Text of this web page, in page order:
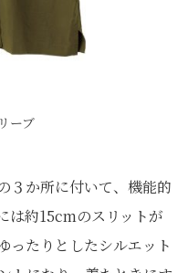
ーブ
３か所に付いて、機能的
は約15cmのスリットが
ったりとしたシルエット